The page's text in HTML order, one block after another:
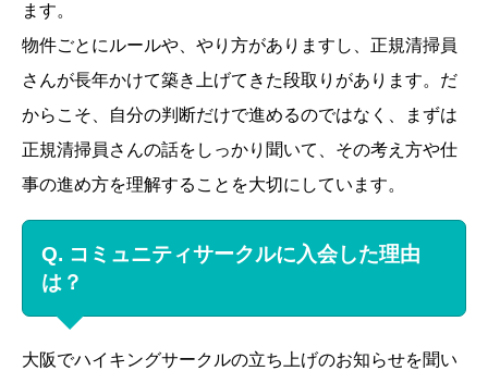
ます。
物件ごとにルールや、やり方がありますし、正規清掃員
さんが長年かけて築き上げてきた段取りがあります。だ
からこそ、自分の判断だけで進めるのではなく、まずは
正規清掃員さんの話をしっかり聞いて、その考え方や仕
事の進め方を理解することを大切にしています。
Q. コミュニティサークルに入会した理由
は？
大阪でハイキングサークルの立ち上げのお知らせを聞い